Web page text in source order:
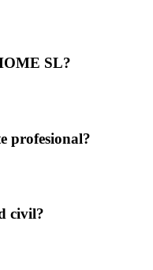
SL?
profesional?
civil?